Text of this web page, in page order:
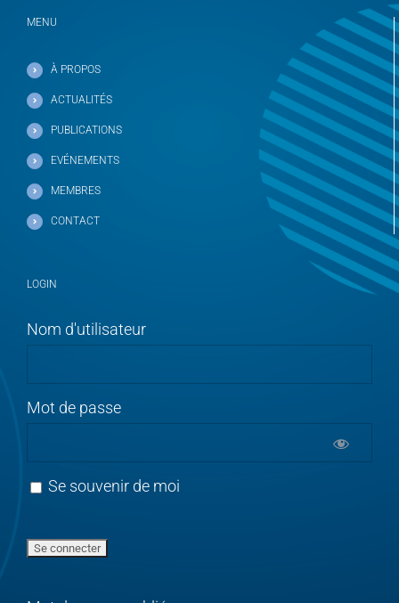
MENU
À PROPOS
ACTUALITÉS
PUBLICATIONS
EVÉNEMENTS
MEMBRES
CONTACT
LOGIN
Nom d'utilisateur
Mot de passe
Se souvenir de moi